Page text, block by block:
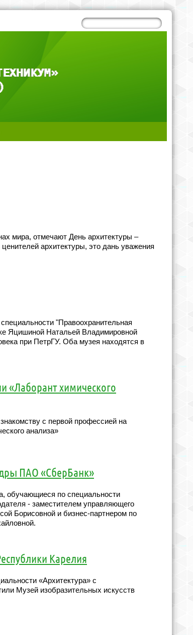
мира, отмечают День архитектуры –
архитектуры, это дань уважения
"Правоохранительная
Яцишиной Натальей Владимировной
при ПетрГУ. Оба музея находятся в
«Лаборант химического
с первой профессией на
анализа»
ПАО «СберБанк»
обучающиеся по специальности
- заместителем управляющего
Борисовной и бизнес-партнером по
Карелия
«Архитектура» с
Музей изобразительных искусств